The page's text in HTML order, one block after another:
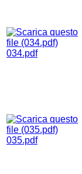
034.pdf
035.pdf